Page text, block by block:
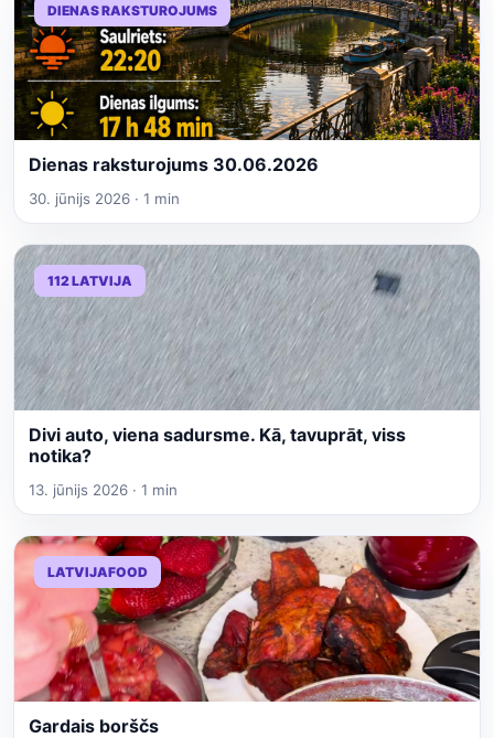
DIENAS RAKSTUROJUMS
Dienas raksturojums 30.06.2026
30. jūnijs 2026 · 1 min
112 LATVIJA
Divi auto, viena sadursme. Kā, tavuprāt, viss
notika?
13. jūnijs 2026 · 1 min
LATVIJAFOOD
Gardais borščs